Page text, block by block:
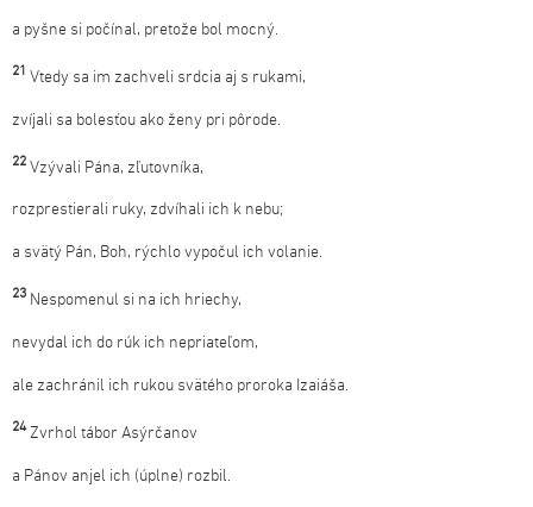
a pyšne si počínal, pretože bol mocný.
21 Vtedy sa im zachveli srdcia aj s rukami,
zvíjali sa bolesťou ako ženy pri pôrode.
22 Vzývali Pána, zľutovníka,
rozprestierali ruky, zdvíhali ich k nebu;
a svätý Pán, Boh, rýchlo vypočul ich volanie.
23 Nespomenul si na ich hriechy,
nevydal ich do rúk ich nepriateľom,
ale zachránil ich rukou svätého proroka Izaiáša.
24Zvrhol tábor Asýrčanov
a Pánov anjel ich (úplne) rozbil.